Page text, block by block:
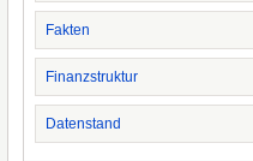
Fakten
Finanzstruktur
Datenstand